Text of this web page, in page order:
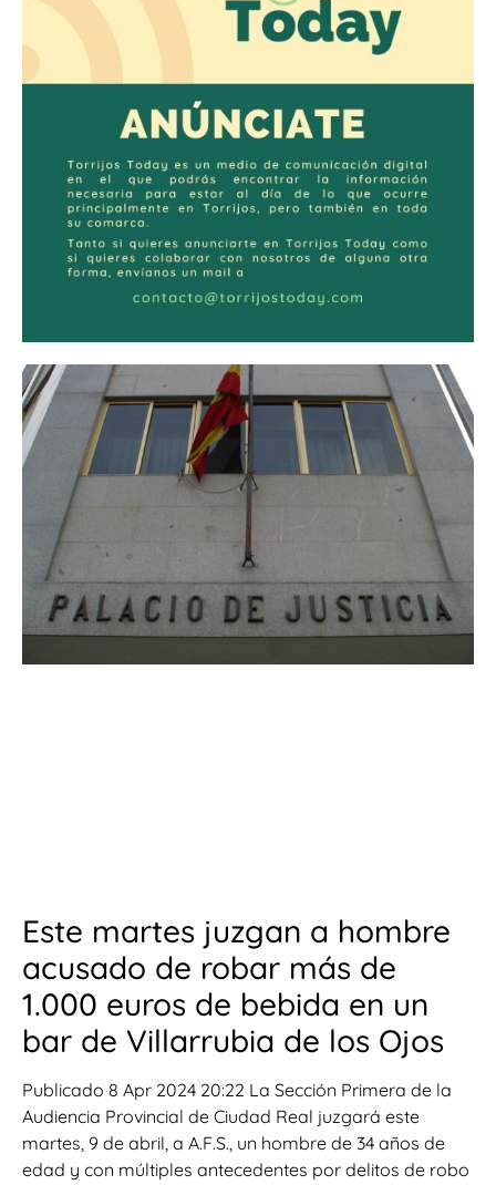
Este martes juzgan a hombre
acusado de robar más de
1.000 euros de bebida en un
bar de Villarrubia de los Ojos
Publicado 8 Apr 2024 20:22 La Sección Primera de la
Audiencia Provincial de Ciudad Real juzgará este
martes, 9 de abril, a A.F.S., un hombre de 34 años de
edad y con múltiples antecedentes por delitos de robo